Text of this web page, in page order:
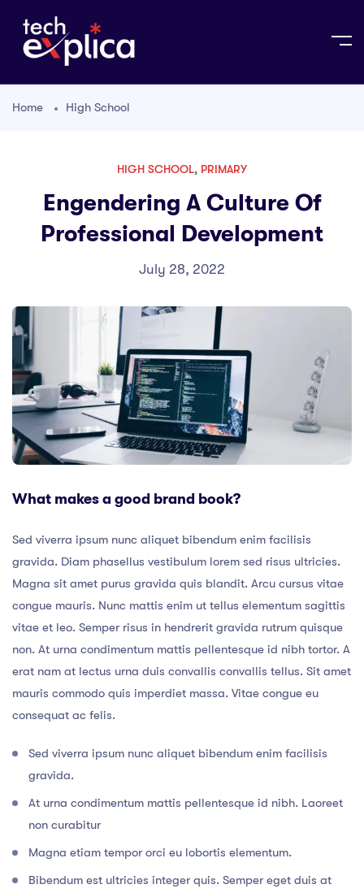
Home High School
HIGH SCHOOL, PRIMARY
Engendering A Culture Of
Professional Development
July 28, 2022
What makes a good brand book?
Sed viverra ipsum nunc aliquet bibendum enim facilisis
gravida. Diam phasellus vestibulum lorem sed risus ultricies.
Magna sit amet purus gravida quis blandit. Arcu cursus vitae
congue mauris. Nunc mattis enim ut tellus elementum sagittis
vitae et leo. Semper risus in hendrerit gravida rutrum quisque
non. At urna condimentum mattis pellentesque id nibh tortor. A
erat nam at lectus urna duis convallis convallis tellus. Sit amet
mauris commodo quis imperdiet massa. Vitae congue eu
consequat ac felis.
Sed viverra ipsum nunc aliquet bibendum enim facilisis
gravida.
At urna condimentum mattis pellentesque id nibh. Laoreet
non curabitur
Magna etiam tempor orci eu lobortis elementum.
Bibendum est ultricies integer quis. Semper eget duis at